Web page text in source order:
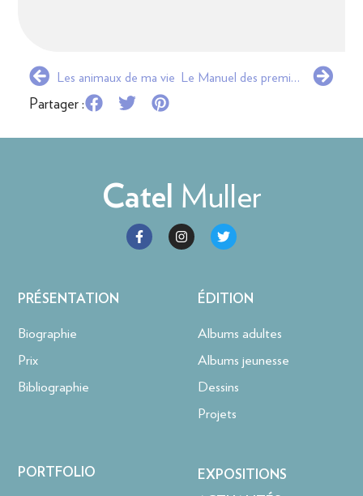
Les animaux de ma vie Le Manuel des premières fois
Partager :
Catel Muller
PRÉSENTATION
Biographie
Prix
Bibliographie
ÉDITION
Albums adultes
Albums jeunesse
Dessins
Projets
PORTFOLIO
EXPOSITIONS